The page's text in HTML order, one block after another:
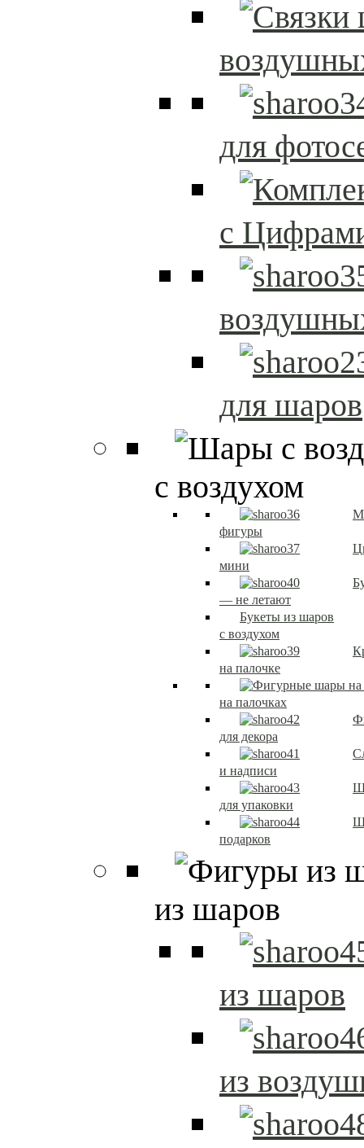
для
с
для шаров
с воздухом
фигуры
мини
— не летают
Букеты из шаров
с воздухом
на палочке
на палочках
для декора
и надписи
для упаковки
подарков
из шаров
из шаров
из